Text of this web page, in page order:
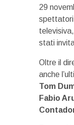
29
spettatori
stati
Oltre il
anche
Tom
Fabio